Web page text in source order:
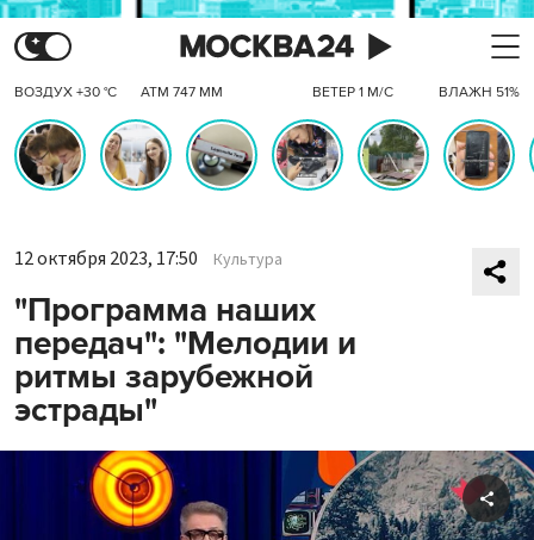
ВОЗДУХ +30 °C АТМ 747 ММ ВЕТЕР 1 М/С ВЛАЖН 51%
12 октября 2023, 17:50 Культура
"Программа наших
передач": "Мелодии и
ритмы зарубежной
эстрады"